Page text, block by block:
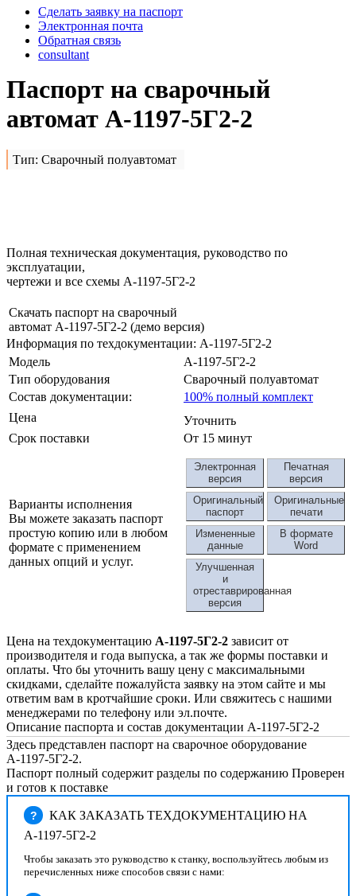
Сделать заявку на паспорт
Электронная почта
Обратная связь
consultant
Паспорт на сварочный
автомат А-1197-5Г2-2
Тип: Сварочный полуавтомат
Полная техническая документация, руководство по
эксплуатации,
чертежи и все схемы А-1197-5Г2-2
Скачать паспорт на сварочный
автомат А-1197-5Г2-2 (демо версия)
Информация по техдокументации: А-1197-5Г2-2
Модель
А-1197-5Г2-2
Тип оборудования
Сварочный полуавтомат
Состав документации:
100% полный комплект
Цена
Уточнить
Срок поставки
От 15 минут
Варианты исполнения
Вы можете заказать паспорт
простую копию или в любом
формате с применением
данных опций и услуг.
Электронная
версия
Печатная
версия
Оригинальный
паспорт
Оригинальные
печати
Измененные
данные
В формате
Word
Улучшенная
и
отреставрированная
версия
Цена на техдокументацию А-1197-5Г2-2 зависит от
производителя и года выпуска, а так же формы поставки и
оплаты. Что бы уточнить вашу цену с максимальными
скидками, сделайте пожалуйста заявку на этом сайте и мы
ответим вам в кротчайшие сроки. Или свяжитесь с нашими
менеджерами по телефону или эл.почте.
Описание паспорта и состав документации А-1197-5Г2-2
Здесь представлен паспорт на сварочное оборудование
А-1197-5Г2-2.
Паспорт полный содержит разделы по содержанию Проверен
и готов к поставке
?
КАК ЗАКАЗАТЬ ТЕХДОКУМЕНТАЦИЮ НА
А-1197-5Г2-2
Чтобы заказать это руководство к станку, воспользуйтесь любым из
перечисленных ниже способов связи с нами: